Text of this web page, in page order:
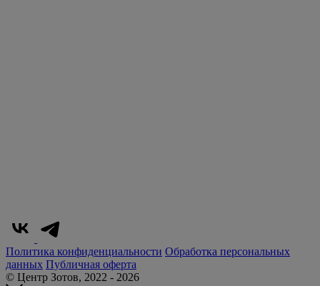
Политика конфиденциальности Обработка персональных
данных Публичная оферта
© Центр Зотов, 2022 - 2026